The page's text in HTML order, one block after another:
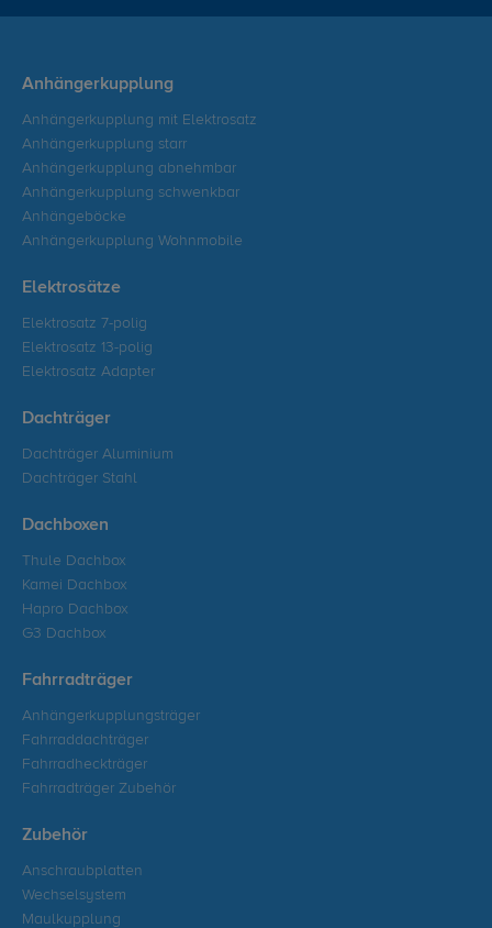
Anhängerkupplung
Anhängerkupplung mit Elektrosatz
Anhängerkupplung starr
Anhängerkupplung abnehmbar
Anhängerkupplung schwenkbar
Anhängeböcke
Anhängerkupplung Wohnmobile
Elektrosätze
Elektrosatz 7-polig
Elektrosatz 13-polig
Elektrosatz Adapter
Dachträger
Dachträger Aluminium
Dachträger Stahl
Dachboxen
Thule Dachbox
Kamei Dachbox
Hapro Dachbox
G3 Dachbox
Fahrradträger
Anhängerkupplungsträger
Fahrraddachträger
Fahrradheckträger
Fahrradträger Zubehör
Zubehör
Anschraubplatten
Wechselsystem
Maulkupplung